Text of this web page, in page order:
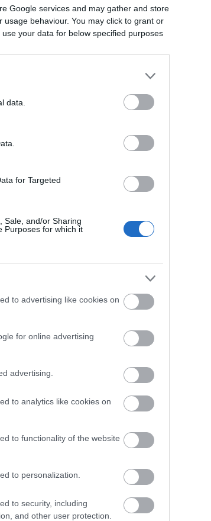
Google services and may gather and store
behaviour. You may click to grant or
your data for below specified purposes
data.
for Targeted
Sale, and/or Sharing
Purposes for which it
to advertising like cookies on
for online advertising
advertising.
to analytics like cookies on
to functionality of the website
to personalization.
to security, including
and other user protection.
A